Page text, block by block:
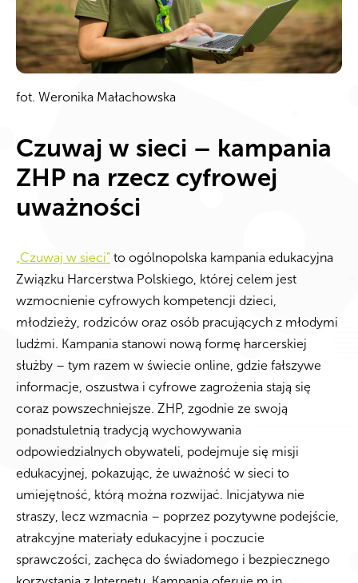
fot. Weronika Małachowska
Czuwaj w sieci – kampania
ZHP na rzecz cyfrowej
uważności
„Czuwaj w sieci” to ogólnopolska kampania edukacyjna
Związku Harcerstwa Polskiego, której celem jest
wzmocnienie cyfrowych kompetencji dzieci,
młodzieży, rodziców oraz osób pracujących z młodymi
ludźmi. Kampania stanowi nową formę harcerskiej
służby – tym razem w świecie online, gdzie fałszywe
informacje, oszustwa i cyfrowe zagrożenia stają się
coraz powszechniejsze. ZHP, zgodnie ze swoją
ponadstuletnią tradycją wychowywania
odpowiedzialnych obywateli, podejmuje się misji
edukacyjnej, pokazując, że uważność w sieci to
umiejętność, którą można rozwijać. Inicjatywa nie
straszy, lecz wzmacnia – poprzez pozytywne podejście,
atrakcyjne materiały edukacyjne i poczucie
sprawczości, zachęca do świadomego i bezpiecznego